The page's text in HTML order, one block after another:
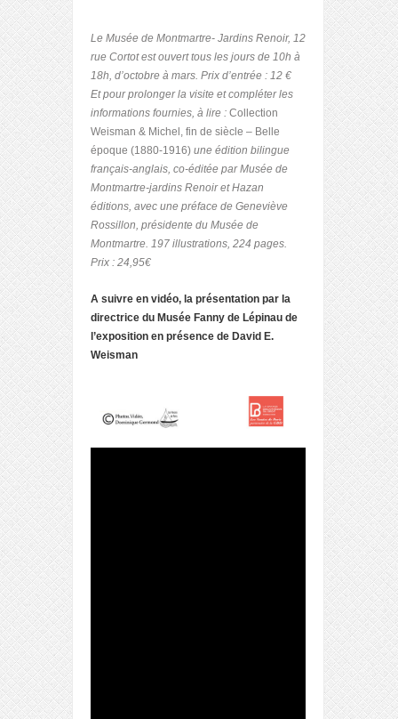
Le Musée de Montmartre- Jardins Renoir, 12
rue Cortot est ouvert tous les jours de 10h à
18h, d’octobre à mars. Prix d’entrée : 12 €
Et pour prolonger la visite et compléter les
informations fournies, à lire : Collection
Weisman & Michel, fin de siècle – Belle
époque (1880-1916) une édition bilingue
français-anglais, co-éditée par Musée de
Montmartre-jardins Renoir et Hazan
éditions, avec une préface de Geneviève
Rossillon, présidente du Musée de
Montmartre. 197 illustrations, 224 pages.
Prix : 24,95€
A suivre en vidéo, la présentation par la
directrice du Musée Fanny de Lépinau de
l’exposition en présence de David E.
Weisman